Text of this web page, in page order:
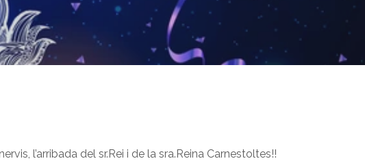
l’arribada del sr.Rei i de la sra.Reina Carnestoltes!!